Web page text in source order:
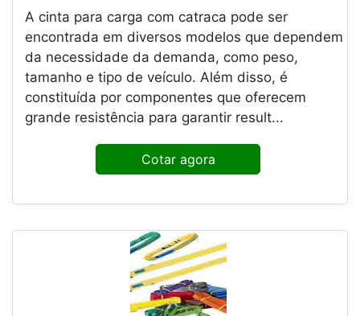
A cinta para carga com catraca pode ser
encontrada em diversos modelos que dependem
da necessidade da demanda, como peso,
tamanho e tipo de veículo. Além disso, é
constituída por componentes que oferecem
grande resistência para garantir result...
Cotar agora